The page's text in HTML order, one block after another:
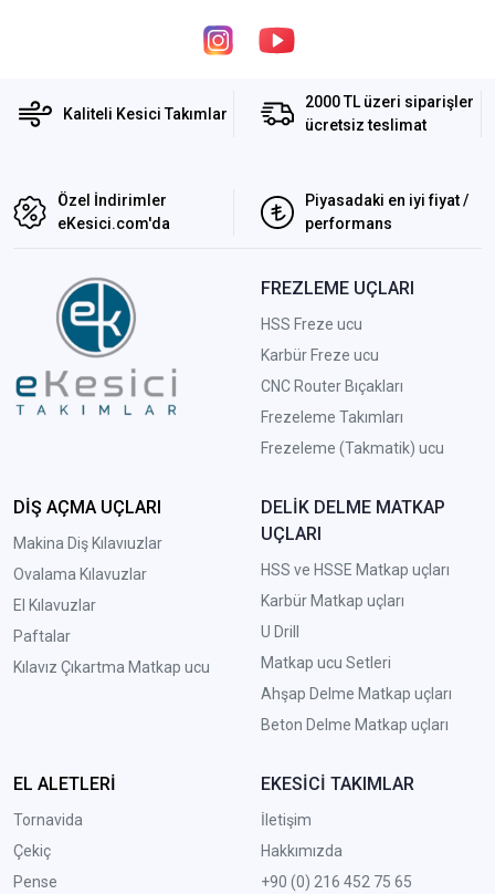
Kaliteli Kesici Takımlar
2000 TL üzeri siparişler
ücretsiz teslimat
Özel İndirimler
eKesici.com'da
Piyasadaki en iyi fiyat /
performans
FREZLEME UÇLARI
HSS Freze ucu
Karbür Freze ucu
CNC Router Bıçakları
Frezeleme Takımları
Frezeleme (Takmatik) ucu
DİŞ AÇMA UÇLARI
Makina Diş Kılavıuzlar
Ovalama Kılavuzlar
El Kılavuzlar
Paftalar
Kılavız Çıkartma Matkap ucu
DELİK DELME MATKAP
UÇLARI
HSS ve HSSE Matkap uçları
Karbür Matkap uçları
U Drill
Matkap ucu Setleri
Ahşap Delme Matkap uçları
Beton Delme Matkap uçları
EL ALETLERİ
Tornavida
Çekiç
Pense
EKESİCİ TAKIMLAR
İletişim
Hakkımızda
+90 (0) 216 452 75 65